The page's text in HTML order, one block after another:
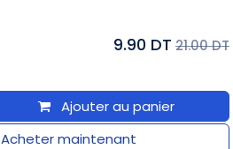
Ajouter au panier
Acheter maintenant
9.90 DT 21.00 DT